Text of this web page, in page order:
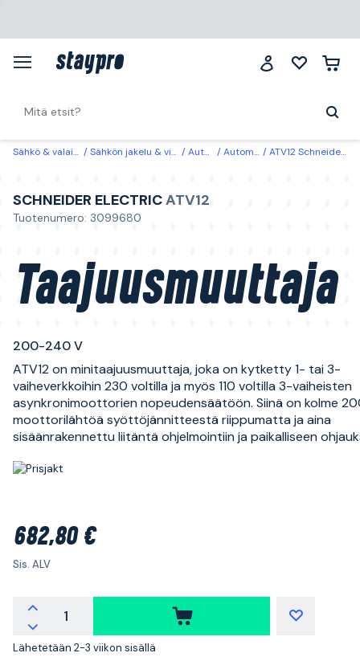
Sähkö & valaistus Sähkön jakelu & virrantuotto Automaatio Automaatiotarvikkeet ATV12 Schneider Electric Taajuusmuuttaja 200-240 V 12,2 A, 3 kW
SCHNEIDER ELECTRICATV12
Tuotenumero: 3099680
Taajuusmuuttaja
200-240 V
ATV12 on minitaajuusmuuttaja, joka on kytketty 1- tai 3-
vaiheverkkoihin 230 voltilla ja myös 110 voltilla 3-vaiheisten
asynkronimoottorien nopeudensäätöön. Siinä on kolme
moottorilähtöä syöttöjännitteestä riippumatta ja aina
sisäänrakennettu liitäntä ohjelmointiin ja paikalliseen
682,80 €
Sis. ALV
Lähetetään 2-3 viikon sisällä